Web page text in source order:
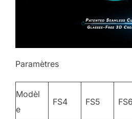
Paramètres
Modèl
e
FS4 FS5 FS6